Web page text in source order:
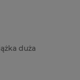
duża